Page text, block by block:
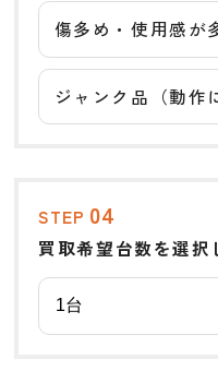
傷多め・使用感が
ジャンク品（動作
STEP 04
買取希望台数を選択